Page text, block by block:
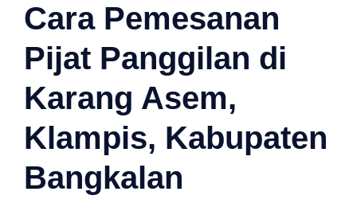
Cara Pemesanan
Pijat Panggilan di
Karang Asem,
Klampis, Kabupaten
Bangkalan